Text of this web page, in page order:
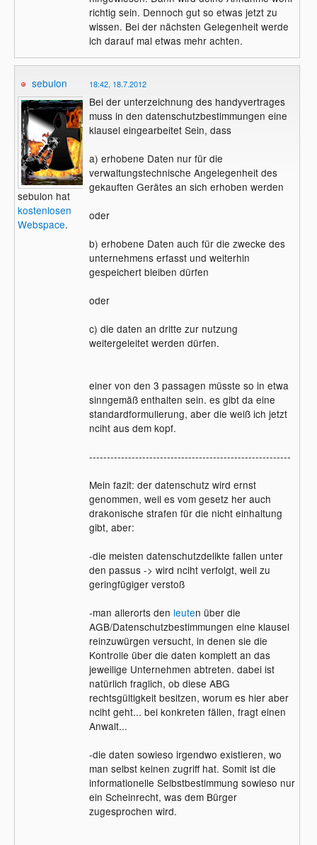
richtig sein. Dennoch gut so etwas jetzt zu
wissen. Bei der nächsten Gelegenheit werde
ich darauf mal etwas mehr achten.
sebulon
sebulon hat
kostenlosen
Webspace.
18:42, 18.7.2012
Bei der unterzeichnung des handyvertrages
muss in den datenschutzbestimmungen eine
klausel eingearbeitet Sein, dass
a) erhobene Daten nur für die
verwaltungstechnische Angelegenheit des
gekauften Gerätes an sich erhoben werden
oder
b) erhobene Daten auch für die zwecke des
unternehmens erfasst und weiterhin
gespeichert bleiben dürfen
oder
c) die daten an dritte zur nutzung
weitergeleitet werden dürfen.
einer von den 3 passagen müsste so in etwa
sinngemäß enthalten sein. es gibt da eine
standardformulierung, aber die weiß ich jetzt
nciht aus dem kopf.
---------------------------------------------------------
Mein fazit: der datenschutz wird ernst
genommen, weil es vom gesetz her auch
drakonische strafen für die nicht einhaltung
gibt, aber:
-die meisten datenschutzdelikte fallen unter
den passus -> wird nciht verfolgt, weil zu
geringfügiger verstoß
-man allerorts den leuten über die
AGB/Datenschutzbestimmungen eine klausel
reinzuwürgen versucht, in denen sie die
Kontrolle über die daten komplett an das
jeweilige Unternehmen abtreten. dabei ist
natürlich fraglich, ob diese ABG
rechtsgültigkeit besitzen, worum es hier aber
nciht geht... bei konkreten fällen, fragt einen
Anwalt...
-die daten sowieso irgendwo existieren, wo
man selbst keinen zugriff hat. Somit ist die
informationelle Selbstbestimmung sowieso nur
ein Scheinrecht, was dem Bürger
zugesprochen wird.